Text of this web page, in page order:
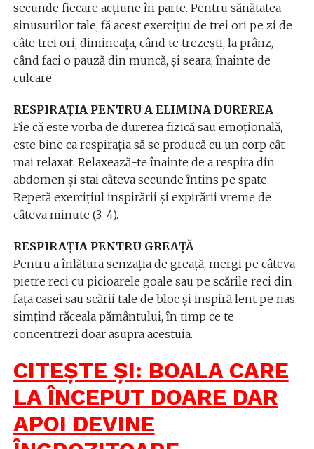
secunde fiecare acțiune în parte. Pentru sănătatea
sinusurilor tale, fă acest exercițiu de trei ori pe zi de
câte trei ori, dimineața, când te trezești, la prânz,
când faci o pauză din muncă, și seara, înainte de
culcare.
RESPIRAȚIA PENTRU A ELIMINA DUREREA
Fie că este vorba de durerea fizică sau emoțională,
este bine ca respirația să se producă cu un corp cât
mai relaxat. Relaxează-te înainte de a respira din
abdomen și stai câteva secunde întins pe spate.
Repetă exercițiul inspirării și expirării vreme de
câteva minute (3-4).
RESPIRAȚIA PENTRU GREAȚĂ
Pentru a înlătura senzația de greață, mergi pe câteva
pietre reci cu picioarele goale sau pe scările reci din
fața casei sau scării tale de bloc și inspiră lent pe nas
simțind răceala pământului, în timp ce te
concentrezi doar asupra acestuia.
CITEȘTE ȘI: BOALA CARE
LA ÎNCEPUT DOARE DAR
APOI DEVINE